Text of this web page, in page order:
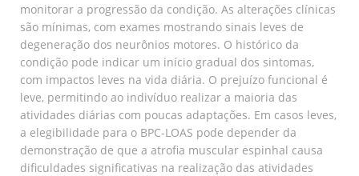
monitorar a progressão da condição. As alterações clínicas
são mínimas, com exames mostrando sinais leves de
degeneração dos neurônios motores. O histórico da
condição pode indicar um início gradual dos sintomas,
com impactos leves na vida diária. O prejuízo funcional é
leve, permitindo ao indivíduo realizar a maioria das
atividades diárias com poucas adaptações. Em casos leves,
a elegibilidade para o BPC-LOAS pode depender da
demonstração de que a atrofia muscular espinhal causa
dificuldades significativas na realização das atividades